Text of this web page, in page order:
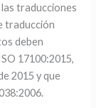
traducciones
traducción
deben
17100:2015,
2015 y que